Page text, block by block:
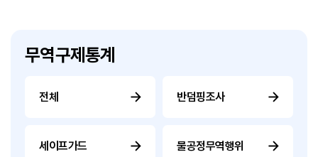
무역구제통계
전체 반덤핑조사
세이프가드 불공정무역행위